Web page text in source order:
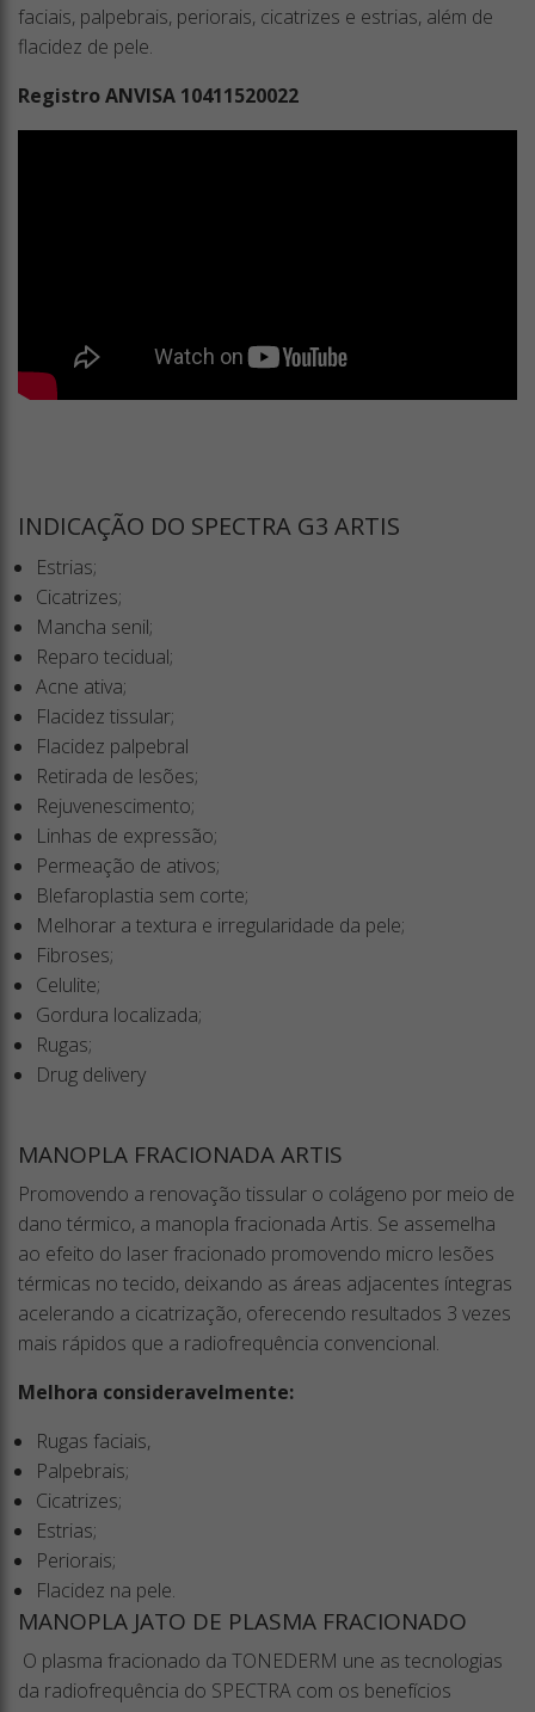
faciais, palpebrais, periorais, cicatrizes e estrias, além de
flacidez de pele.
Registro ANVISA 10411520022
INDICAÇÃO DO SPECTRA G3 ARTIS
Estrias;
Cicatrizes;
Mancha senil;
Reparo tecidual;
Acne ativa;
Flacidez tissular;
Flacidez palpebral
Retirada de lesões;
Rejuvenescimento;
Linhas de expressão;
Permeação de ativos;
Blefaroplastia sem corte;
Melhorar a textura e irregularidade da pele;
Fibroses;
Celulite;
Gordura localizada;
Rugas;
Drug delivery
MANOPLA FRACIONADA ARTIS
Promovendo a renovação tissular o colágeno por meio de
dano térmico, a manopla fracionada Artis. Se assemelha
ao efeito do laser fracionado promovendo micro lesões
térmicas no tecido, deixando as áreas adjacentes íntegras
acelerando a cicatrização, oferecendo resultados 3 vezes
mais rápidos que a radiofrequência convencional.
Melhora consideravelmente:
Rugas faciais,
Palpebrais;
Cicatrizes;
Estrias;
Periorais;
Flacidez na pele.
MANOPLA JATO DE PLASMA FRACIONADO
O plasma fracionado da TONEDERM une as tecnologias
da radiofrequência do SPECTRA com os benefícios